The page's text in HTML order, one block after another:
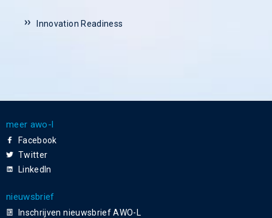
Innovation Readiness
meer awo-l
Facebook
Twitter
LinkedIn
nieuwsbrief
Inschrijven nieuwsbrief AWO-L